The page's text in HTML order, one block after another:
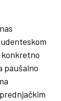
konkretno
paušalno